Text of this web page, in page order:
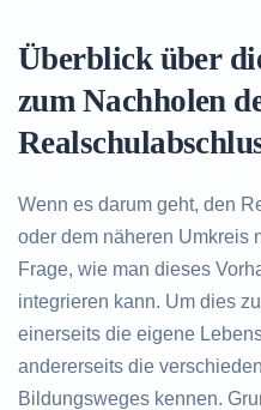
Alternativen zum
des
Überblick über
zum Nachholen
Wenn es darum geht, den
oder dem näheren Umkreis
Frage, wie man dieses
integrieren kann. Um dies
einerseits die eigene
andererseits die
Bildungsweges kennen.